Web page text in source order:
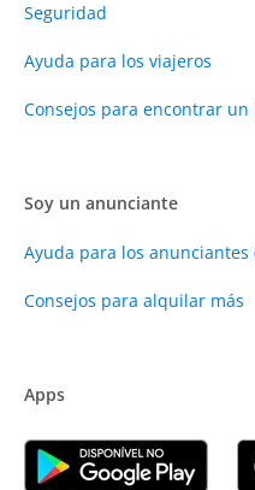
Seguridad
Ayuda para los viajeros
Consejos para encontrar
Soy un anunciante
Ayuda para los anunciantes
Consejos para alquilar más
Apps